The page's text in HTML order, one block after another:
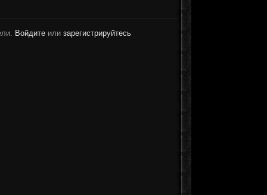
Войдите или зарегистрируйтесь